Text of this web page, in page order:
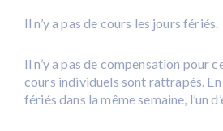
Il n’y a pas de cours les jours fériés.
Il n’y a pas de compensation pour
cours individuels sont rattrapés. En
fériés dans la même semaine, l’un